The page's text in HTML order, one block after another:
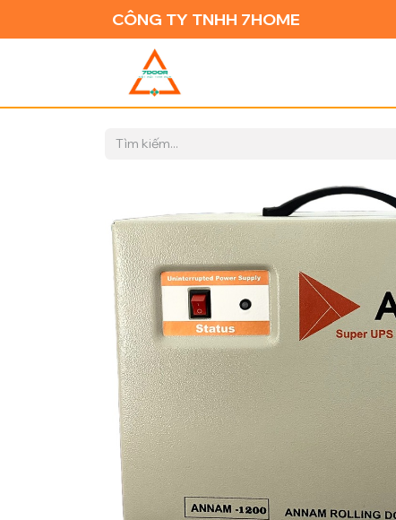
CÔNG TY TNHH 7HOME